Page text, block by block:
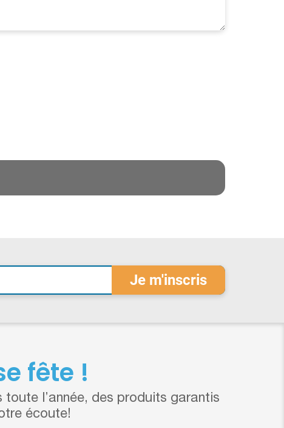
fête !
l’année, des produits garantis
écoute!